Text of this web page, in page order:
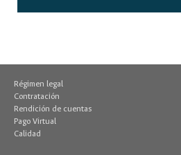
Régimen legal
Contratación
Rendición de cuentas
Pago Virtual
Calidad